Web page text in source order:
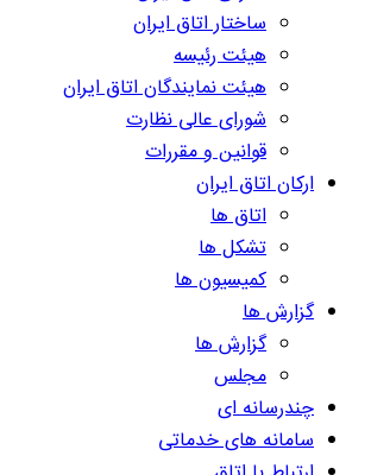
ساختار اتاق ایران
هیئت رئیسه
هیئت نمایندگان اتاق ایران
شورای عالی نظارت
قوانین و مقررات
ارکان اتاق ایران
اتاق ها
تشکل ها
کمیسیون ها
گزارش ها
گزارش ها
مجلس
چندرسانه ای
سامانه های خدماتی